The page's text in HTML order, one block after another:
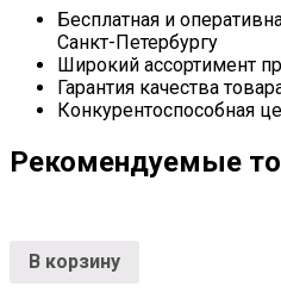
Бесплатная и
Санкт-Петербургу
Широкий ассортимент
Гарантия качества
Конкурентоспособная
Рекомендуемые
В корзину